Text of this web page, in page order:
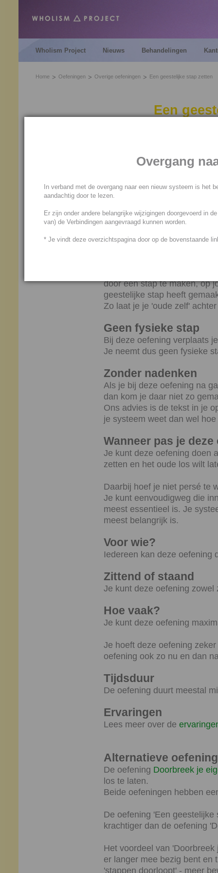
Wholism Project Nieuws Behandelingen
Home Oefeningen Overige oefeningen Een geestelijke stap zetten
Een
je gaat met je energie
staan je voeten nog wel
Het voelt alsof je een stap
door een stap te maken, op
geestelijke stap heeft
Zo laat je je 'oude zelf'
Geen fysieke stap
Bij deze oefening verplaats
Je neemt dus geen fysieke
Zonder nadenken
Als je bij deze oefening na
dan kom je daar niet zo
Ons advies is de tekst in je
je systeem weet dan wel
Wanneer pas je
Je kunt deze oefening doen
zetten en het oude los wilt
Daarbij hoef je niet persé te
Je kunt eenvoudigweg die
meest essentieel is. Je
meest belangrijk is.
Voor wie?
Iedereen kan deze oefening
Zittend of staand
Je kunt deze oefening zowel
Hoe vaak?
Je kunt deze oefening
Je hoeft deze oefening
oefening ook zo nu en dan
Tijdsduur
De oefening duurt meestal
Ervaringen
Lees meer over de
Alternatieve oefening
De oefening Doorbreek je
los te laten.
Beide oefeningen hebben
De oefening 'Een
krachtiger dan de oefening
Het voordeel van
er langer mee bezig bent en
'stappen doorloopt' - meer
Overgang
In verband met de overgang naar een nieuw systeem is het
aandachtig door te lezen.
Er zijn onder andere belangrijke wijzigingen doorgevoerd in
van) de Verbindingen aangevraagd kunnen worden.
* Je vindt deze overzichtspagina door op de bovenstaande